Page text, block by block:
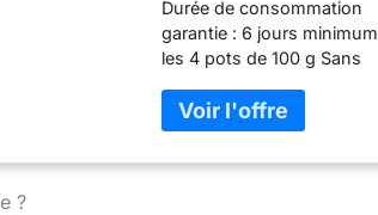
Durée de consommation
garantie : 6 jours minimum
les 4 pots de 100 g Sans
6 Réfrigéré
?